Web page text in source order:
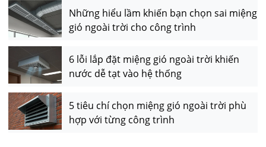
Những hiểu lầm khiến bạn chọn sai miệng
gió ngoài trời cho công trình
6 lỗi lắp đặt miệng gió ngoài trời khiến
nước dễ tạt vào hệ thống
5 tiêu chí chọn miệng gió ngoài trời phù
hợp với từng công trình